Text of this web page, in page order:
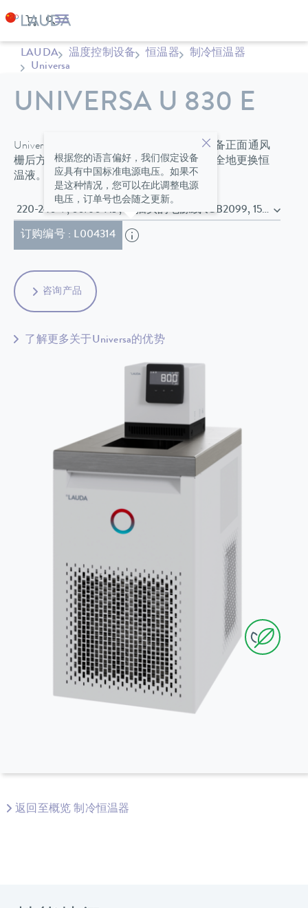
LAUDA 温度控制设备 恒温器
制冷恒温器
Universa
UNIVERSA U 830 E
Universa ECO 冷浴恒温器标配浴槽盖。设备正面通风
栅后方的排液阀，可让用户更轻松、更安全地更换恒
温液。
220-240 V; 50/60 Hz , 带插头的电源线 (GB2099, 15934)
订购编号 : L004314
根据您的语言偏好，我们假定设备
应具有中国标准电源电压。如果不
是这种情况，您可以在此调整电源
电压，订单号也会随之更新。
咨询产品
了解更多关于Universa的优势
返回至概览 制冷恒温器